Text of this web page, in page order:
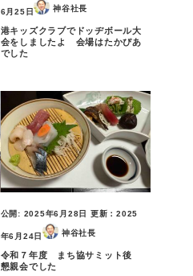
6月25日 神谷社長
港キッズクラブでドッヂボール大
会をしましたよ 会場はたかぴあ
でした
公開: 2025年6月28日 更新：2025
年6月24日 神谷社長
令和７年度 まち協サミット後
懇親会でした